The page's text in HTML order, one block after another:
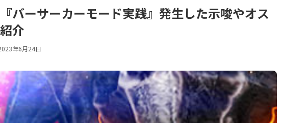
バーサーカーモード実践』発生した示唆やオス
介
年6月24日